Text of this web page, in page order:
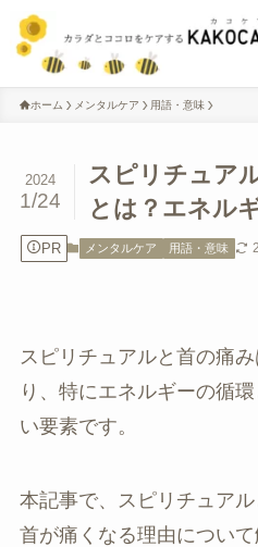
ホーム メンタルケア 用語・意味
スピリチュア
とは？エネル
2024
1/24
PR メンタルケア 用語・意味
スピリチュアルと首の痛
り、特にエネルギーの循
い要素です。
本記事で、スピリチュアル
首が痛くなる理由について